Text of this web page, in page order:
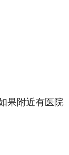
果附近有医院